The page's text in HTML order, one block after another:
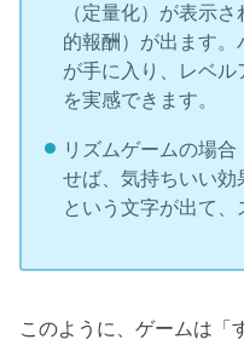
（定量化）が表示
的報酬）が出ます
が手に入り、レベ
を実感できます。
リズムゲームの場
せば、気持ちいい効
という文字が出て、
このように、ゲームは「